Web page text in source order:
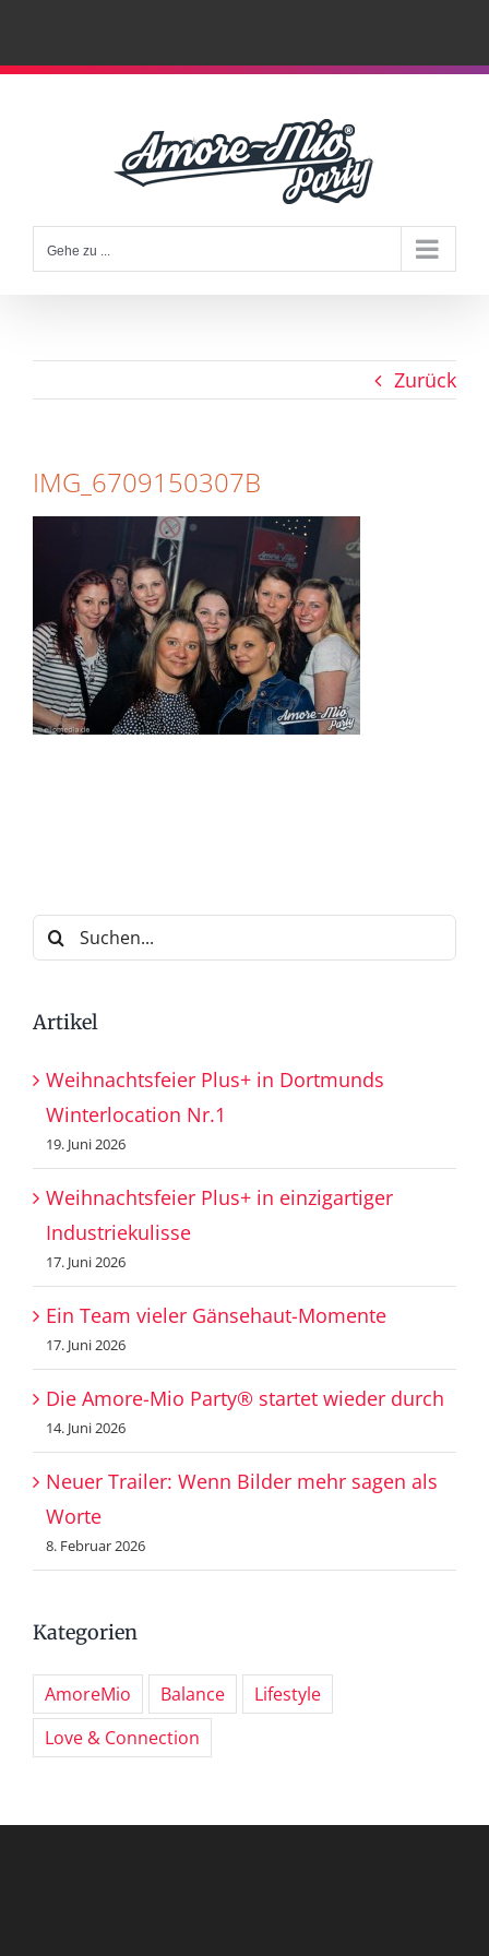
Zum
Gehe zu ...
Zurück
IMG_6709150307B
Suche
nach:
Artikel
Weihnachtsfeier Plus+ in Dortmunds
Winterlocation Nr.1
19. Juni 2026
Weihnachtsfeier Plus+ in einzigartiger
Industriekulisse
17. Juni 2026
Ein Team vieler Gänsehaut-Momente
17. Juni 2026
Die Amore-Mio Party® startet wieder durch
14. Juni 2026
Neuer Trailer: Wenn Bilder mehr sagen als
Worte
8. Februar 2026
Kategorien
AmoreMio Balance
Lifestyle
Love & Connection